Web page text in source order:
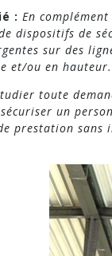
: En
dispositifs de
sur des
et/ou en hauteur.
toute
un
prestation sans